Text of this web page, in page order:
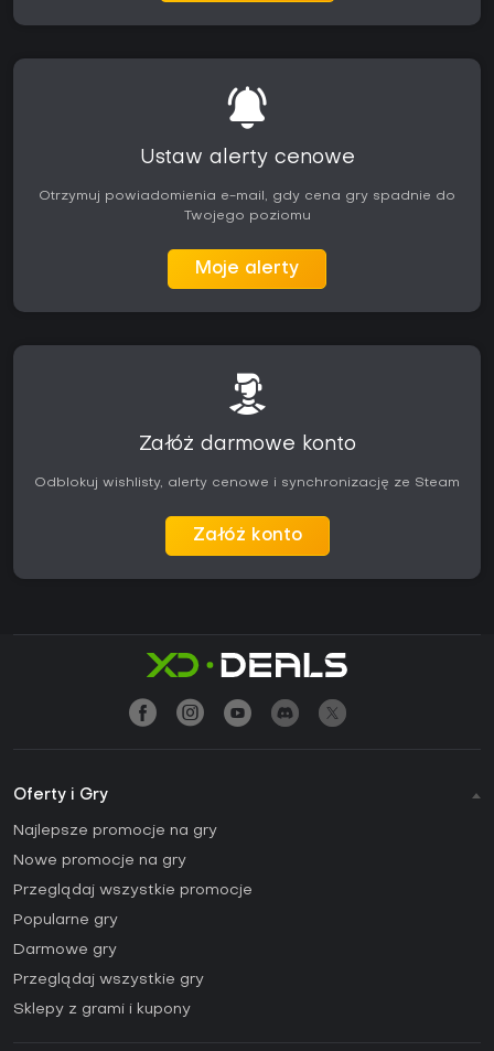
Ustaw alerty cenowe
Otrzymuj powiadomienia e-mail, gdy cena gry spadnie do
Twojego poziomu
Moje alerty
Załóż darmowe konto
Odblokuj wishlisty, alerty cenowe i synchronizację ze Steam
Załóż konto
Oferty i Gry
Najlepsze promocje na gry
Nowe promocje na gry
Przeglądaj wszystkie promocje
Popularne gry
Darmowe gry
Przeglądaj wszystkie gry
Sklepy z grami i kupony